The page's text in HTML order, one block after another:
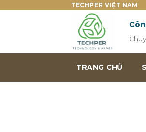
TECHPER VIỆT NAM
TRANG CHỦ